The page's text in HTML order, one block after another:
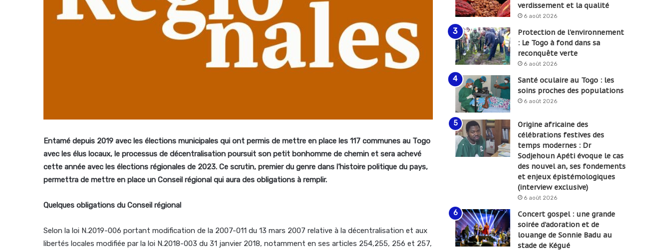
Entamé depuis 2019 avec les élections municipales qui ont permis de mettre en place les 117 communes au Togo
avec les élus locaux, le processus de décentralisation poursuit son petit bonhomme de chemin et sera achevé
cette année avec les élections régionales de 2023. Ce scrutin, premier du genre dans l’histoire politique du pays,
permettra de mettre en place un Conseil régional qui aura des obligations à remplir.
Quelques obligations du Conseil régional
Selon la loi N.2019-006 portant modification de la 2007-011 du 13 mars 2007 relative à la décentralisation et aux
libertés locales modifiée par la loi N.2018-003 du 31 janvier 2018, notamment en ses articles 254,255, 256 et 257,
verdissement et la qualité
6 août 2026
Protection de l’environnement
: Le Togo à fond dans sa
reconquête verte
6 août 2026
Santé oculaire au Togo : les
soins proches des populations
6 août 2026
Origine africaine des
célébrations festives des
temps modernes : Dr
Sodjehoun Apéti évoque le cas
des nouvel an, ses fondements
et enjeux épistémologiques
(interview exclusive)
6 août 2026
Concert gospel : une grande
soirée d’adoration et de
louange de Sonnie Badu au
stade de Kégué